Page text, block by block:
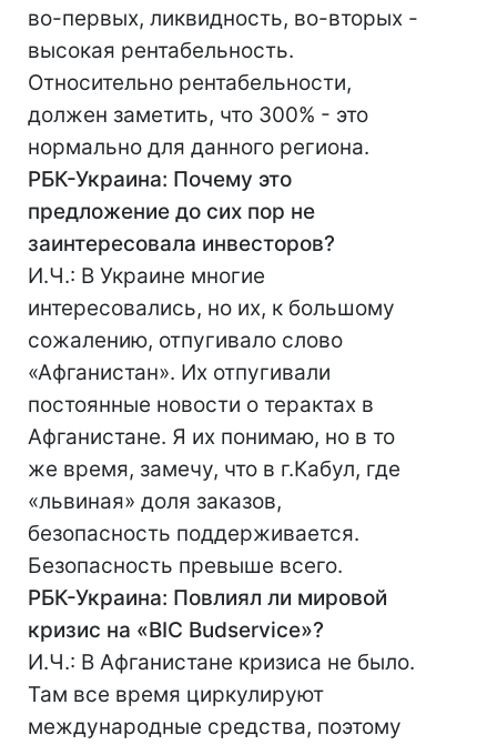
во-первых, ликвидность, во-вторых -
высокая рентабельность.
Относительно рентабельности,
должен заметить, что 300% - это
нормально для данного региона.
РБК-Украина: Почему это
предложение до сих пор не
заинтересовала инвесторов?
И.Ч.: В Украине многие
интересовались, но их, к большому
сожалению, отпугивало слово
«Афганистан». Их отпугивали
постоянные новости о терактах в
Афганистане. Я их понимаю, но в то
же время, замечу, что в г.Кабул, где
«львиная» доля заказов,
безопасность поддерживается.
Безопасность превыше всего.
РБК-Украина: Повлиял ли мировой
кризис на «BIC Budservice»?
И.Ч.: В Афганистане кризиса не было.
Там все время циркулируют
международные средства, поэтому